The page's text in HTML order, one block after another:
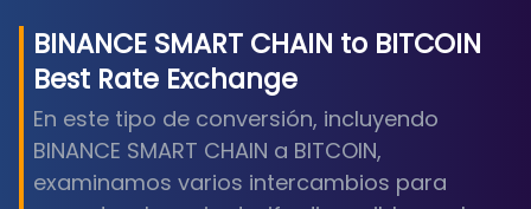
BINANCE SMART CHAIN to BITCOIN
Best Rate Exchange
En este tipo de conversión, incluyendo
BINANCE SMART CHAIN a BITCOIN,
examinamos varios intercambios para